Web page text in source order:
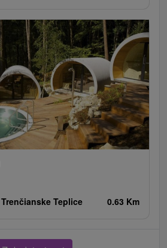
Trenčianske Teplice 0.63 Km